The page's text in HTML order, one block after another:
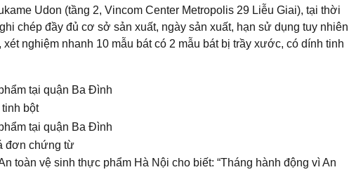
Udon (tầng 2, Vincom Center Metropolis 29 Liễu Giai), tại thời
chép đầy đủ cơ sở sản xuất, ngày sản xuất, hạn sử dụng tuy nhiên
nghiệm nhanh 10 mẫu bát có 2 mẫu bát bị trầy xước, có dính tinh
bột
đơn chứng từ
toàn vệ sinh thực phẩm Hà Nội cho biết: “Tháng hành động vì An